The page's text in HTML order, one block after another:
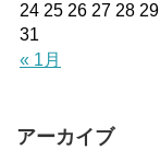
« 1月
24 25 26 27 28 29
31
アーカイブ